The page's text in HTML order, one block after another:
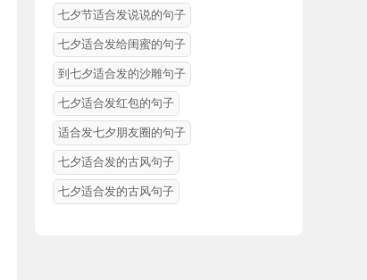
七夕节适合发说说的句子
七夕适合发给闺蜜的句子
到七夕适合发的沙雕句子
七夕适合发红包的句子
适合发七夕朋友圈的句子
七夕适合发的古风句子
七夕适合发的古风句子